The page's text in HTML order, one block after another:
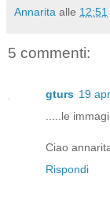
Annarita alle 12:51
5 commenti:
gturs 19
.....le
Ciao
Rispondi